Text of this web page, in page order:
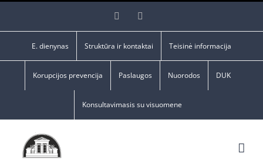
Facebook
E. dienynas Struktūra ir kontaktai Teisinė informacija
Korupcijos prevencija Paslaugos Nuorodos DUK
Konsultavimasis su visuomene